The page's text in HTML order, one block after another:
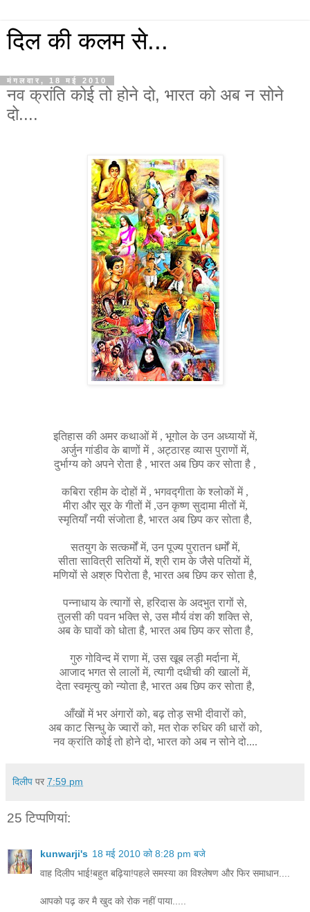
दिल की कलम से...
मंगलवार, 18 मई 2010
नव क्रांति कोई तो होने दो, भारत को अब न सोने
दो....
इतिहास की अमर कथाओं में , भूगोल के उन अध्यायों में,
अर्जुन गांडीव के बाणों में , अट्ठारह व्यास पुराणों में,
दुर्भाग्य को अपने रोता है , भारत अब छिप कर सोता है ,
कबिरा रहीम के दोहों में , भगवद्गीता के श्लोकों में ,
मीरा और सूर के गीतों में ,उन कृष्ण सुदामा मीतों में,
स्मृतियाँ नयी संजोता है, भारत अब छिप कर सोता है,
सतयुग के सत्कर्मों में, उन पूज्य पुरातन धर्मों में,
सीता सावित्री सतियों में, श्री राम के जैसे पतियों में,
मणियों से अश्रु पिरोता है, भारत अब छिप कर सोता है,
पन्नाधाय के त्यागों से, हरिदास के अदभुत रागों से,
तुलसी की पवन भक्ति से, उस मौर्य वंश की शक्ति से,
अब के घावों को धोता है, भारत अब छिप कर सोता है,
गुरु गोविन्द में राणा में, उस खूब लड़ी मर्दाना में,
आजाद भगत से लालों में, त्यागी दधीची की खालों में,
देता स्वमृत्यु को न्योता है, भारत अब छिप कर सोता है,
आँखों में भर अंगारों को, बढ़ तोड़ सभी दीवारों को,
अब काट सिन्धु के ज्वारों को, मत रोक रुधिर की धारों को,
नव क्रांति कोई तो होने दो, भारत को अब न सोने दो....
दिलीप पर 7:59 pm
25 टिप्‍पणियां:
kunwarji's 18 मई 2010 को 8:28 pm बजे
वाह दिलीप भाई!बहुत बढ़िया!पहले समस्या का विश्लेषण और फिर समाधान....
आपको पढ़ कर मै खुद को रोक नहीं पाया.....